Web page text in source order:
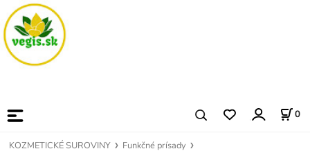
0
KOZMETICKÉ SUROVINY Funkčné prísady